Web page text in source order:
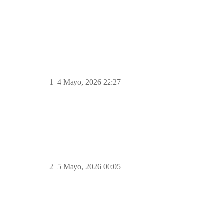
4 Mayo, 2026 22:27
1
5 Mayo, 2026 00:05
2